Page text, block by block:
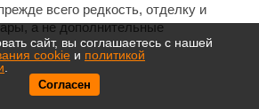
всего редкость, отделку и
а не дополнительные
сайт, вы соглашаетесь с нашей
cookie и политикой
Согласен